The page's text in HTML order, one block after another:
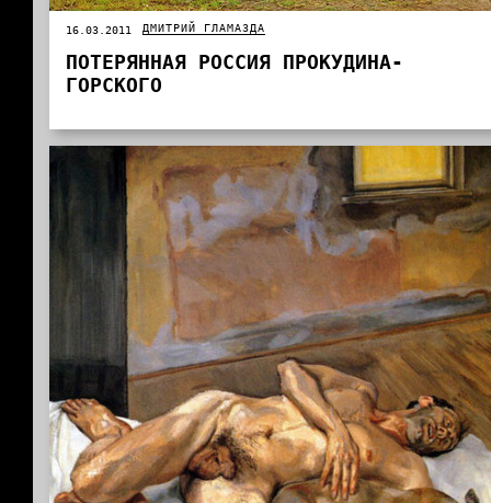
16.03.2011 ДМИТРИЙ ГЛАМАЗДА
ПОТЕРЯННАЯ РОССИЯ ПРОКУДИНА-
ГОРСКОГО